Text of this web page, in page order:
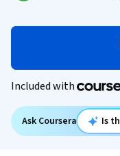
Included with
Ask Coursera Is